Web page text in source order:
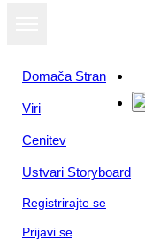
Domača Stran
Viri
Cenitev
Ustvari Storyboard
Registrirajte se
Prijavi se